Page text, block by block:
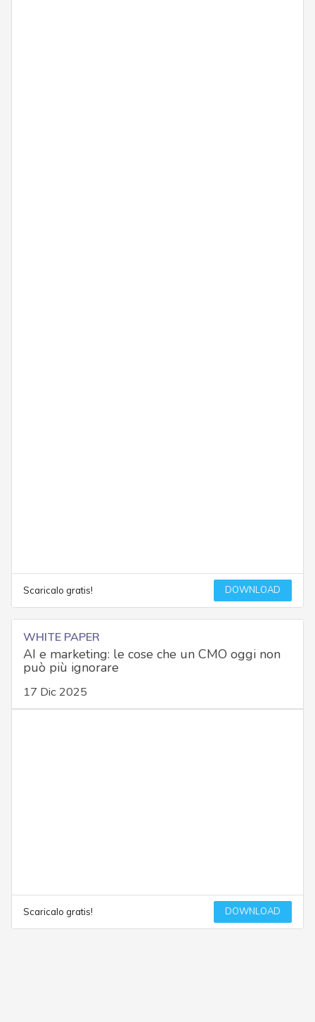
Scaricalo gratis! DOWNLOAD
WHITE PAPER
AI e marketing: le cose che un CMO oggi non
può più ignorare
17 Dic 2025
Scaricalo gratis! DOWNLOAD